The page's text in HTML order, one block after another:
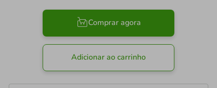
Comprar agora
Adicionar ao carrinho